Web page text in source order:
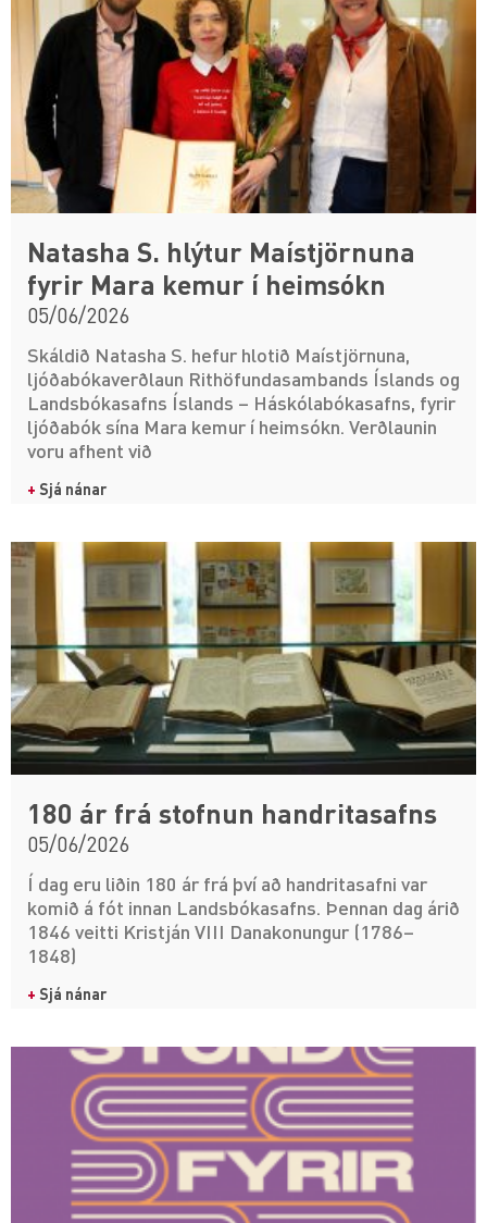
Natasha S. hlýtur Maístjörnuna
fyrir Mara kemur í heimsókn
05/06/2026
Skáldið Natasha S. hefur hlotið Maístjörnuna,
ljóðabókaverðlaun Rithöfundasambands Íslands og
Landsbókasafns Íslands – Háskólabókasafns, fyrir
ljóðabók sína Mara kemur í heimsókn. Verðlaunin
voru afhent við
+ Sjá nánar
180 ár frá stofnun handritasafns
05/06/2026
Í dag eru liðin 180 ár frá því að handritasafni var
komið á fót innan Landsbókasafns. Þennan dag árið
1846 veitti Kristján VIII Danakonungur (1786–
1848)
+ Sjá nánar